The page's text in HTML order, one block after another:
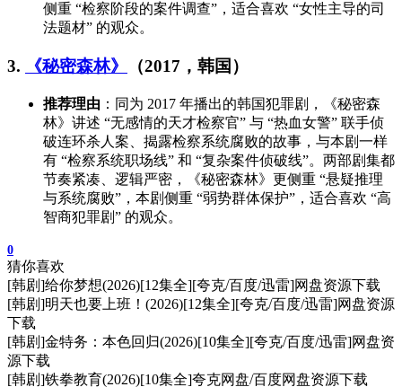
侧重 “检察阶段的案件调查”，适合喜欢 “女性主导的司
法题材” 的观众。
3. 《秘密森林》 （2017，韩国）
推荐理由 ：同为 2017 年播出的韩国犯罪剧，《秘密森
林》讲述 “无感情的天才检察官” 与 “热血女警” 联手侦
破连环杀人案、揭露检察系统腐败的故事，与本剧一样
有 “检察系统职场线” 和 “复杂案件侦破线”。两部剧集都
节奏紧凑、逻辑严密，《秘密森林》更侧重 “悬疑推理
与系统腐败”，本剧侧重 “弱势群体保护”，适合喜欢 “高
智商犯罪剧” 的观众。
0
猜你喜欢
[韩剧]给你梦想(2026)[12集全][夸克/百度/迅雷]网盘资源下载
[韩剧]明天也要上班！(2026)[12集全][夸克/百度/迅雷]网盘资源
下载
[韩剧]金特务：本色回归(2026)[10集全][夸克/百度/迅雷]网盘资
源下载
[韩剧]铁拳教育(2026)[10集全]夸克网盘/百度网盘资源下载